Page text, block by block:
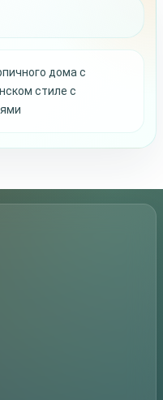
дома с
стиле с